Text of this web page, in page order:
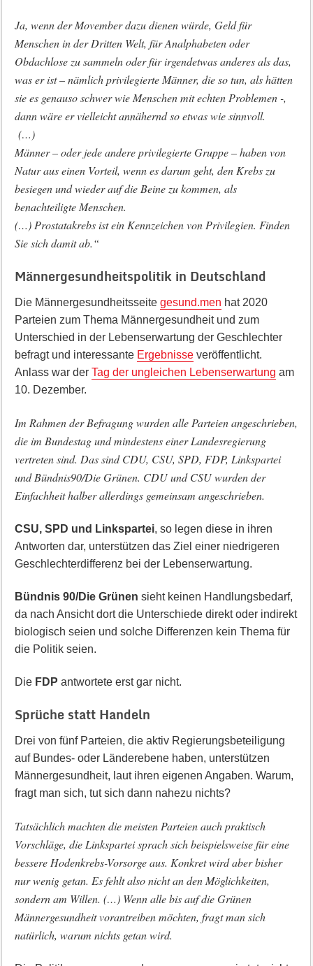
Ja, wenn der Movember dazu dienen würde, Geld für
Menschen in der Dritten Welt, für Analphabeten oder
Obdachlose zu sammeln oder für irgendetwas anderes als das,
was er ist – nämlich privilegierte Männer, die so tun, als hätten
sie es genauso schwer wie Menschen mit echten Problemen -,
dann wäre er vielleicht annähernd so etwas wie sinnvoll.
(…)
Männer – oder jede andere privilegierte Gruppe – haben von
Natur aus einen Vorteil, wenn es darum geht, den Krebs zu
besiegen und wieder auf die Beine zu kommen, als
benachteiligte Menschen.
(…) Prostatakrebs ist ein Kennzeichen von Privilegien. Finden
Sie sich damit ab.“
Männergesundheitspolitik in Deutschland
Die Männergesundheitsseite gesund.men hat 2020
Parteien zum Thema Männergesundheit und zum
Unterschied in der Lebenserwartung der Geschlechter
befragt und interessante Ergebnisseveröffentlicht.
Anlass war der Tag der ungleichen Lebenserwartung am
10. Dezember.
Im Rahmen der Befragung wurden alle Parteien angeschrieben,
die im Bundestag und mindestens einer Landesregierung
vertreten sind. Das sind CDU, CSU, SPD, FDP, Linkspartei
und Bündnis90/Die Grünen. CDU und CSU wurden der
Einfachheit halber allerdings gemeinsam angeschrieben.
CSU, SPD und Linkspartei, so legen diese in ihren
Antworten dar, unterstützen das Ziel einer niedrigeren
Geschlechterdifferenz bei der Lebenserwartung.
Bündnis 90/Die Grünen sieht keinen Handlungsbedarf,
da nach Ansicht dort die Unterschiede direkt oder indirekt
biologisch seien und solche Differenzen kein Thema für
die Politik seien.
Die FDP antwortete erst gar nicht.
Sprüche statt Handeln
Drei von fünf Parteien, die aktiv Regierungsbeteiligung
auf Bundes- oder Länderebene haben, unterstützen
Männergesundheit, laut ihren eigenen Angaben. Warum,
fragt man sich, tut sich dann nahezu nichts?
Tatsächlich machten die meisten Parteien auch praktisch
Vorschläge, die Linkspartei sprach sich beispielsweise für eine
bessere Hodenkrebs-Vorsorge aus. Konkret wird aber bisher
nur wenig getan. Es fehlt also nicht an den Möglichkeiten,
sondern am Willen. (…) Wenn alle bis auf die Grünen
Männergesundheit vorantreiben möchten, fragt man sich
natürlich, warum nichts getan wird.